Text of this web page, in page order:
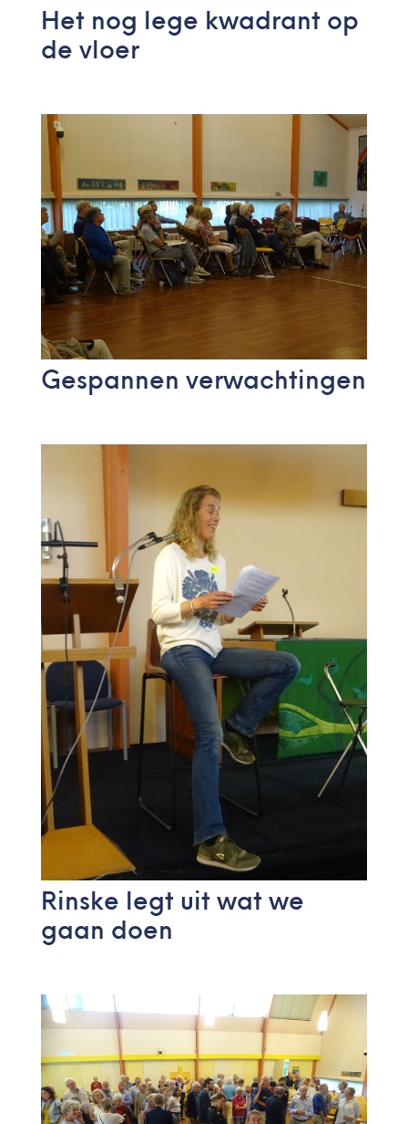
Het nog lege kwadrant op
de vloer
Gespannen verwachtingen
Rinske legt uit wat we
gaan doen